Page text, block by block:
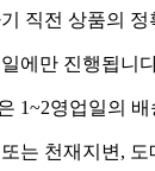
직전 상품의
에만 진행됩니
1~2영업일의
는 천재지변, 도